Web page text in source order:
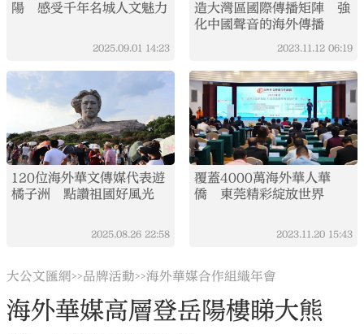
陽 感受千年名城人文魅力
2025.09.01 14:23
造大灣區國際傳播矩陣 強
化中國聲音的海外傳播
2023.11.12 06:19
120位海外華文傳媒代表遊
橘子洲 點讚祖國好風光
2025.08.26 22:58
覆蓋4000萬海外華人華
僑 東莞精彩綻放世界
2023.11.20 15:43
大公文匯網>>品牌活動>>海外華媒合作組織年會
海外華媒高層登岳陽樓睇大熊